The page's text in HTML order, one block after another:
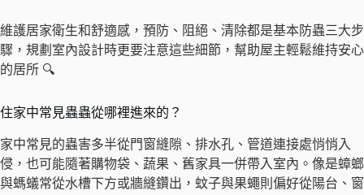
維護居家衛生和舒適感，預防、阻絕、清除都是基本防蟲三大步
驟，規劃室內設計時更要注意這些細節，幫助屋主輕鬆維持安心
的居所 🔍
住家中常見蟲蟲從哪裡進來的？
家中常見的蟲害多半從門窗縫隙、排水孔、管道連接處悄悄入
侵，也可能隨著購物袋、蔬果、舊家具一併帶入室內。像是蟑螂
與螞蟻常從水槽下方或牆縫鑽出，蚊子與果蠅則偏好從陽台、窗